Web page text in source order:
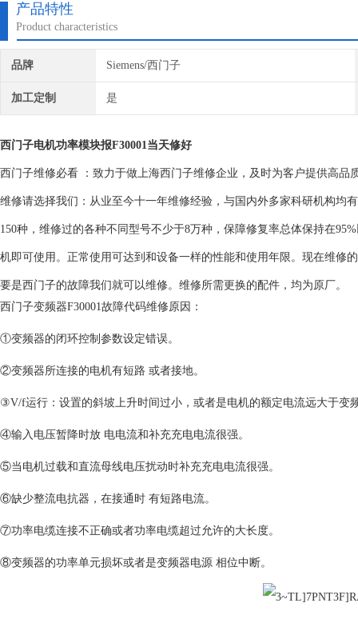
产品特性
Product characteristics
品牌 Siemens/西门子
加工定制 是
西门子电机功率模块报F30001当天修好
西门子维修必看 ：致力于做上海西门子维修企业，及时为客户提供高品
维修请选择我们：从业至今十一年维修经验，与国内外多家科研机构均
150种，维修过的各种不同型号不少于8万种，保障修复率总体保持在
机即可使用。正常使用可达到和设备一样的性能和使用年限。现在维修
要是西门子的故障我们就可以维修。维修所需更换的配件，均为原厂。
西门子变频器F30001故障代码维修原因：
①变频器的闭环控制参数设定错误。
②变频器所连接的电机有短路 或者接地。
③V/f运行：设置的斜坡上升时间过小，或者是电机的额定电流远大于变
④输入电压暂降时放 电电流和补充充电电流很强。
⑤当电机过载和直流母线电压扰动时补充充电电流很强。
⑥缺少整流电抗器，在接通时 有短路电流。
⑦功率电缆连接不正确或者功率电缆超过允许的大长度。
⑧变频器的功率单元损坏或者是变频器电源 相位中断。